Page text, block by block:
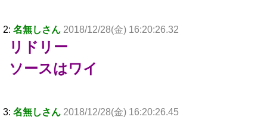
2: 名無しさん 2018/12/28(金) 16:20:26.32
リドリー
ソースはワイ
3: 名無しさん 2018/12/28(金) 16:20:26.45